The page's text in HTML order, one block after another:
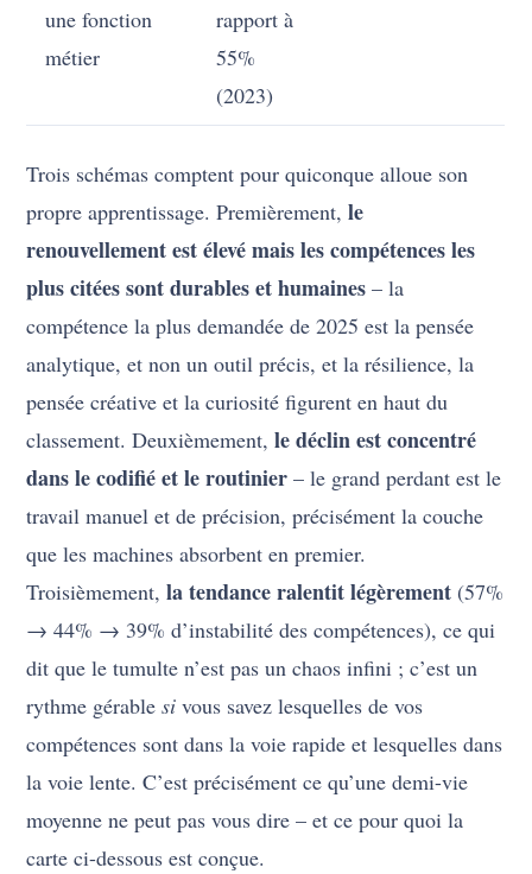
une fonction
métier
rapport à
55%
(2023)
Trois schémas comptent pour quiconque alloue son
propre apprentissage. Premièrement,le
renouvellement est élevé mais les compétences les
plus citées sont durables et humaines – la
compétence la plus demandée de 2025 est la pensée
analytique, et non un outil précis, et la résilience, la
pensée créative et la curiosité figurent en haut du
classement. Deuxièmement,le déclin est concentré
dans le codifié et le routinier – le grand perdant est le
travail manuel et de précision, précisément la couche
que les machines absorbent en premier.
Troisièmement,la tendance ralentit légèrement (57%
→ 44% → 39% d’instabilité des compétences), ce qui
dit que le tumulte n’est pas un chaos infini ; c’est un
rythme gérablesi vous savez lesquelles de vos
compétences sont dans la voie rapide et lesquelles dans
la voie lente. C’est précisément ce qu’une demi-vie
moyenne ne peut pas vous dire – et ce pour quoi la
carte ci-dessous est conçue.